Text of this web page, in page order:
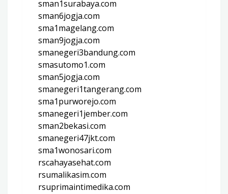
sman1surabaya.com
sman6jogja.com
sma1magelang.com
sman9jogja.com
smanegeri3bandung.com
smasutomo1.com
sman5jogja.com
smanegeri1tangerang.com
sma1purworejo.com
smanegeri1jember.com
sman2bekasi.com
smanegeri47jkt.com
sma1wonosari.com
rscahayasehat.com
rsumalikasim.com
rsuprimaintimedika.com